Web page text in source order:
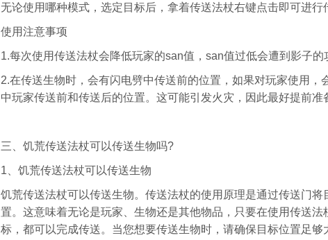
无论使用哪种模式，选定目标后，拿着传送法杖右键点击即可进行
使用注意事项
1.每次使用传送法杖会降低玩家的san值，san值过低会遭到影子的
2.在传送生物时，会有闪电劈中传送前的位置，如果对玩家使用，
中玩家传送前和传送后的位置。这可能引发火灾，因此最好提前准
三、饥荒传送法杖可以传送生物吗?
1、饥荒传送法杖可以传送生物
饥荒传送法杖可以传送生物。传送法杖的使用原理是通过传送门将
置。这意味着无论是玩家、生物还是其他物品，只要在使用传送法
标，都可以完成传送。当您想要传送生物时，请确保目标位置足够